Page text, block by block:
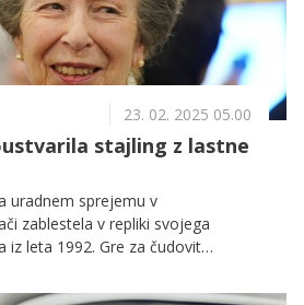
23. 02. 2025 05.00
stajling z lastne
uradnem sprejemu v
zablestela v repliki svojega
iz leta 1992. Gre za čudovit